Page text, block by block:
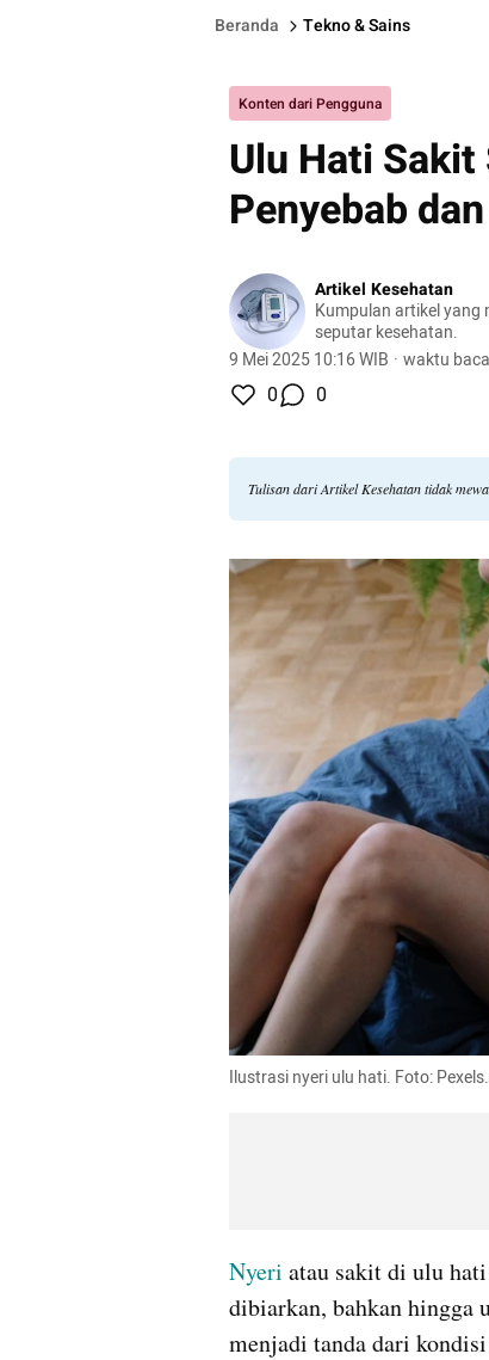
Beranda Tekno & Sains
Konten dari Pengguna
Ulu Hati
Penyebab
Artikel Kesehatan
Kumpulan artikel
seputar kesehatan.
9 Mei 2025 10:16 WIB · waktu
0 0
Tulisan dari Artikel Kesehatan tidak
Ilustrasi nyeri ulu hati. Foto:
Nyeri atau sakit di ulu
dibiarkan, bahkan hingga
menjadi tanda dari